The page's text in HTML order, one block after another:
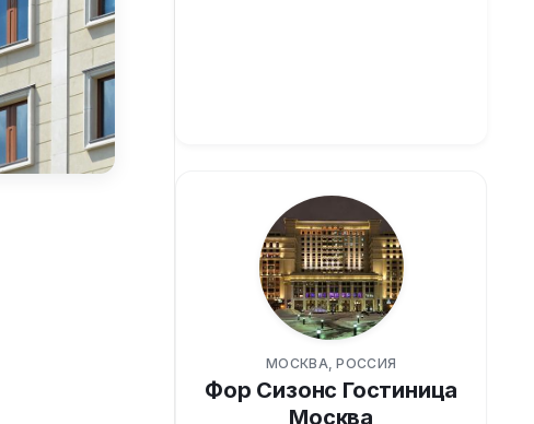
МОСКВА, РОССИЯ
Фор Сизонс Гостиница
Москва